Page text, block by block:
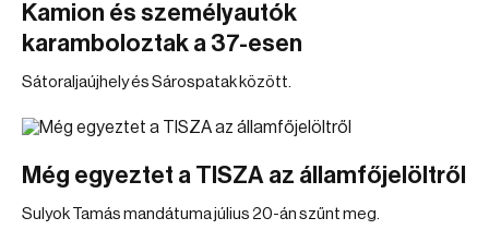
Kamion és személyautók
karamboloztak a 37-esen
Sátoraljaújhely és Sárospatak között.
Még egyeztet a TISZA az államfőjelöltről
Sulyok Tamás mandátuma július 20-án szűnt meg.